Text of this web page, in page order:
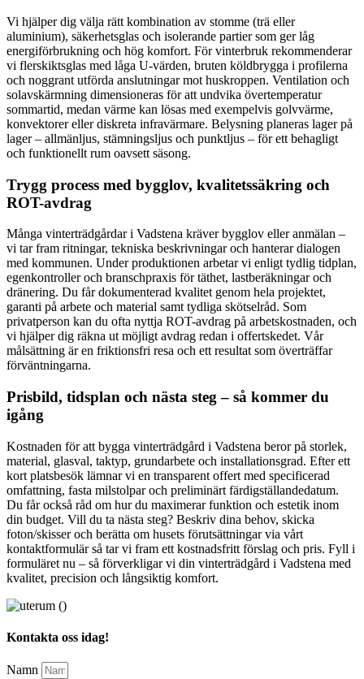
Vi hjälper dig välja rätt kombination av stomme (trä eller
aluminium), säkerhetsglas och isolerande partier som ger låg
energiförbrukning och hög komfort. För vinterbruk rekommenderar
vi flerskiktsglas med låga U-värden, bruten köldbrygga i profilerna
och noggrant utförda anslutningar mot huskroppen. Ventilation och
solavskärmning dimensioneras för att undvika övertemperatur
sommartid, medan värme kan lösas med exempelvis golvvärme,
konvektorer eller diskreta infravärmare. Belysning planeras lager på
lager – allmänljus, stämningsljus och punktljus – för ett behagligt
och funktionellt rum oavsett säsong.
Trygg process med bygglov, kvalitetssäkring och
ROT-avdrag
Många vinterträdgårdar i Vadstena kräver bygglov eller anmälan –
vi tar fram ritningar, tekniska beskrivningar och hanterar dialogen
med kommunen. Under produktionen arbetar vi enligt tydlig tidplan,
egenkontroller och branschpraxis för täthet, lastberäkningar och
dränering. Du får dokumenterad kvalitet genom hela projektet,
garanti på arbete och material samt tydliga skötselråd. Som
privatperson kan du ofta nyttja ROT-avdrag på arbetskostnaden, och
vi hjälper dig räkna ut möjligt avdrag redan i offertskedet. Vår
målsättning är en friktionsfri resa och ett resultat som överträffar
förväntningarna.
Prisbild, tidsplan och nästa steg – så kommer du
igång
Kostnaden för att bygga vinterträdgård i Vadstena beror på storlek,
material, glasval, taktyp, grundarbete och installationsgrad. Efter ett
kort platsbesök lämnar vi en transparent offert med specificerad
omfattning, fasta milstolpar och preliminärt färdigställandedatum.
Du får också råd om hur du maximerar funktion och estetik inom
din budget. Vill du ta nästa steg? Beskriv dina behov, skicka
foton/skisser och berätta om husets förutsättningar via vårt
kontaktformulär så tar vi fram ett kostnadsfritt förslag och pris. Fyll i
formuläret nu – så förverkligar vi din vinterträdgård i Vadstena med
kvalitet, precision och långsiktig komfort.
Kontakta oss idag!
Namn